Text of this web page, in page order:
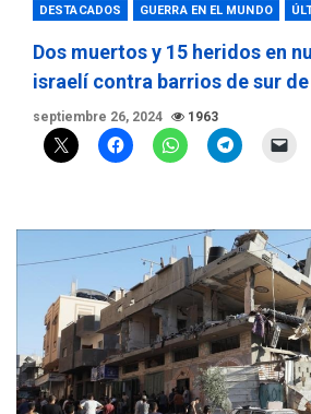
DESTACADOS GUERRA EN EL MUNDO
Dos muertos y 15 heridos en
israelí contra barrios de sur
septiembre 26, 2024 1963